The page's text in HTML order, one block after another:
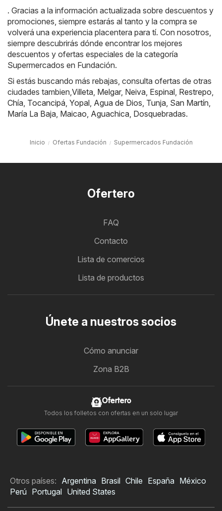
. Gracias a la información actualizada sobre descuentos y
promociones, siempre estarás al tanto y la compra se
volverá una experiencia placentera para tí. Con nosotros,
siempre descubrirás dónde encontrar los mejores
descuentos y ofertas especiales de la categoría
Supermercados en Fundación.
Si estás buscando más rebajas, consulta ofertas de otras
ciudades tambien, Villeta Melgar, Neiva Espinal Restrepo
Chía Tocancipá Yopal Agua de Dios Tunja San Martín
María La Baja Maicao Aguachica Dosquebradas.
Inicio Ofertas Fundación Supermercados Fundación
Ofertero
FAQ
Contacto
Lista de comercios
Lista de productos
Únete a nuestros socios
Cómo anunciar
Zona B2B
Ofertero
Todos los folletos con ofertas en un solo lugar
Otros países: Argentina Brasil Chile España México
Perú Portugal United States